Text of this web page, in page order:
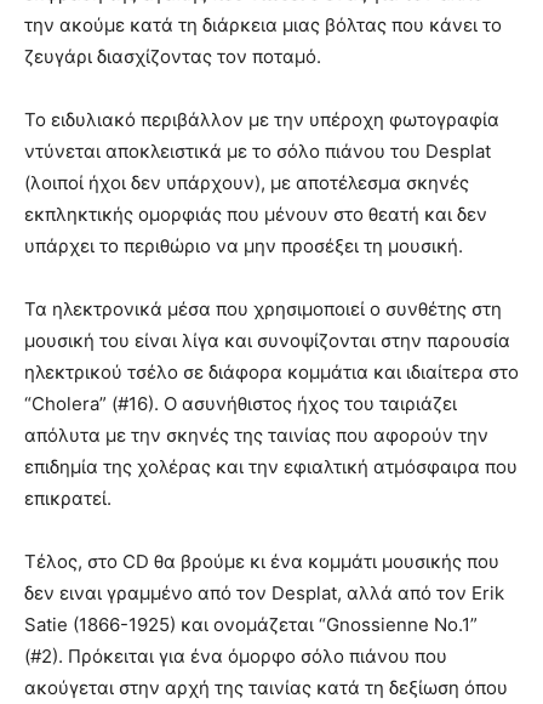
την ακούμε κατά τη διάρκεια μιας βόλτας που κάνει το
ζευγάρι διασχίζοντας τον ποταμό.
Το ειδυλιακό περιβάλλον με την υπέροχη φωτογραφία
ντύνεται αποκλειστικά με το σόλο πιάνου του Desplat
(λοιποί ήχοι δεν υπάρχουν), με αποτέλεσμα σκηνές
εκπληκτικής ομορφιάς που μένουν στο θεατή και δεν
υπάρχει το περιθώριο να μην προσέξει τη μουσική.
Τα ηλεκτρονικά μέσα που χρησιμοποιεί ο συνθέτης στη
μουσική του είναι λίγα και συνοψίζονται στην παρουσία
ηλεκτρικού τσέλο σε διάφορα κομμάτια και ιδιαίτερα στο
“Cholera” (#16). Ο ασυνήθιστος ήχος του ταιριάζει
απόλυτα με την σκηνές της ταινίας που αφορούν την
επιδημία της χολέρας και την εφιαλτική ατμόσφαιρα που
επικρατεί.
Τέλος, στο CD θα βρούμε κι ένα κομμάτι μουσικής που
δεν ειναι γραμμένο από τον Desplat, αλλά από τον Erik
Satie (1866-1925) και ονομάζεται “Gnossienne No.1”
(#2). Πρόκειται για ένα όμορφο σόλο πιάνου που
ακούγεται στην αρχή της ταινίας κατά τη δεξίωση όπου